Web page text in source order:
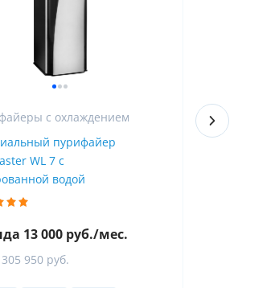
с охлаждением
пурифайер
WL 7 с
водой
13 000 руб./мес.
950 руб.